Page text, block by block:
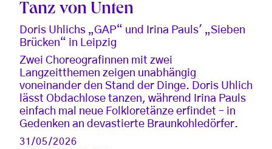
Tanz von Unten
Doris Uhlichs „GAP“ und Irina Pauls' „Sieben
Brücken“ in Leipzig
Zwei Choreografinnen mit zwei
Langzeitthemen zeigen unabhängig
voneinander den Stand der Dinge. Doris Uhlich
lässt Obdachlose tanzen, während Irina Pauls
einfach mal neue Folkloretänze erfindet – in
Gedenken an devastierte Braunkohledörfer.
31/05/2026